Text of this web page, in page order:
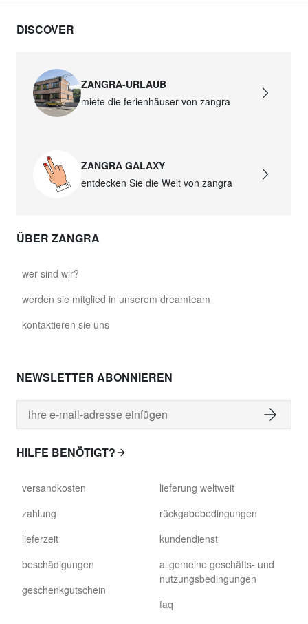
DISCOVER
ZANGRA-URLAUB
miete die ferienhäuser von zangra
ZANGRA GALAXY
entdecken Sie die Welt von zangra
ÜBER ZANGRA
wer sind wir?
werden sie mitglied in unserem dreamteam
kontaktieren sie uns
NEWSLETTER ABONNIEREN
HILFE BENÖTIGT?
versandkosten
zahlung
lieferzeit
beschädigungen
geschenkgutschein
lieferung weltweit
rückgabebedingungen
kundendienst
allgemeine geschäfts- und
nutzungsbedingungen
faq